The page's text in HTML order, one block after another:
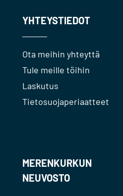
YHTEYSTIEDOT
Ota meihin yhteyttä
Tule meille töihin
Laskutus
Tietosuojaperiaatteet
MERENKURKUN
NEUVOSTO